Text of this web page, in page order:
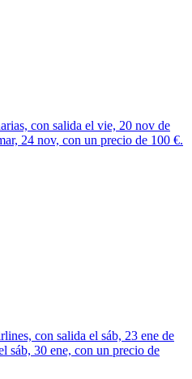
con salida el vie, 20 nov de
24 nov, con un precio de 100 €.
con salida el sáb, 23 ene de
sáb, 30 ene, con un precio de